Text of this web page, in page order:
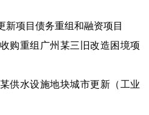
新项目债务重组和融资项目
购重组广州某三旧改造困境项
供水设施地块城市更新（工业